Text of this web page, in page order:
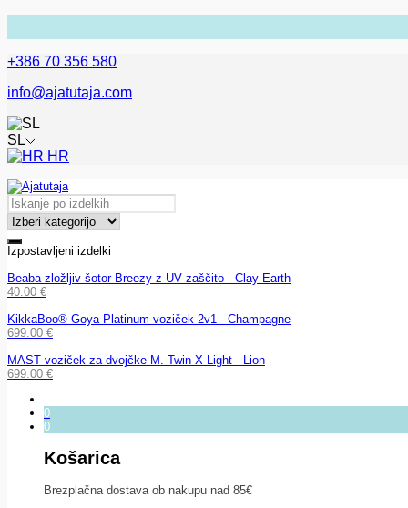
+386 70 356 580
info@ajatutaja.com
SL
HR
Izpostavljeni izdelki
Beaba zložljiv šotor Breezy z UV zaščito - Clay Earth
40.00 €
KikkaBoo® Goya Platinum voziček 2v1 - Champagne
699.00 €
MAST voziček za dvojčke M. Twin X Light - Lion
699.00 €
0
0
Košarica
Brezplačna dostava ob nakupu nad 85€